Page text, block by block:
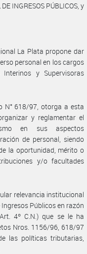
INGRESOS PÚBLICOS, y
La Plata propone dar
personal en los cargos
y Supervisoras
N° 618/97, otorga a esta
y reglamentar el
en sus aspectos
de personal, siendo
la oportunidad, mérito o
y/o facultades
relevancia institucional
Públicos en razón
4º C.N.) que se le ha
Nros. 1156/96, 618/97
las políticas tributarias,